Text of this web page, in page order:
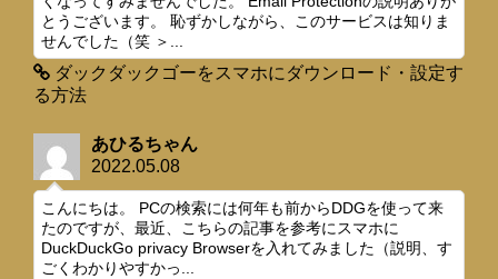
とうございます。 恥ずかしながら、このサービスは知りま
せんでした（笑 ＞...
ダックダックゴーをスマホにダウンロード・設定す
る方法
あひるちゃん
2022.05.08
こんにちは。 PCの検索には何年も前からDDGを使って来
たのですが、最近、こちらの記事を参考にスマホに
DuckDuckGo privacy Browserを入れてみました（説明、す
ごくわかりやすかっ...